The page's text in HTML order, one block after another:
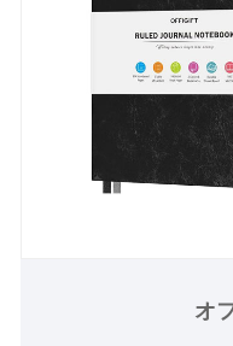
オ